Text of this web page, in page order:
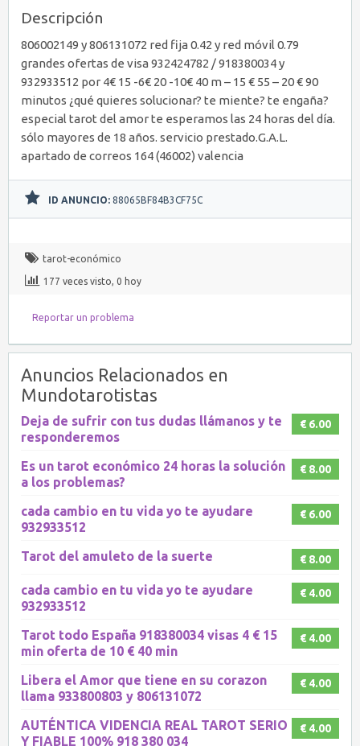
Descripción
806002149 y 806131072 red fija 0.42 y red móvil 0.79
grandes ofertas de visa 932424782 / 918380034 y
932933512 por 4€ 15 -6€ 20 -10€ 40 m – 15 € 55 – 20 € 90
minutos ¿qué quieres solucionar? te miente? te engaña?
especial tarot del amor te esperamos las 24 horas del día.
sólo mayores de 18 años. servicio prestado.G.A.L.
apartado de correos 164 (46002) valencia
ID ANUNCIO: 88065BF84B3CF75C
tarot-económico
177 veces visto, 0 hoy
Reportar un problema
Anuncios Relacionados en
Mundotarotistas
€ 6.00
Deja de sufrir con tus dudas llámanos y te
responderemos
€ 8.00
Es un tarot económico 24 horas la solución
a los problemas?
€ 6.00
cada cambio en tu vida yo te ayudare
932933512
€ 8.00
Tarot del amuleto de la suerte
€ 4.00
cada cambio en tu vida yo te ayudare
932933512
€ 4.00
Tarot todo España 918380034 visas 4 € 15
min oferta de 10 € 40 min
€ 4.00
Libera el Amor que tiene en su corazon
llama 933800803 y 806131072
€ 4.00
AUTÉNTICA VIDENCIA REAL TAROT SERIO
Y FIABLE 100% 918 380 034